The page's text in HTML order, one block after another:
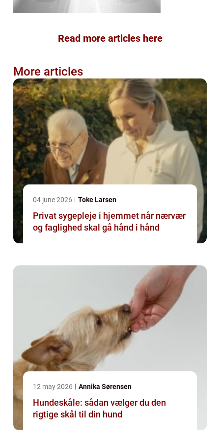
Read more articles here
More articles
04 june 2026 Toke Larsen
Privat sygepleje i hjemmet når nærvær
og faglighed skal gå hånd i hånd
12 may 2026 Annika Sørensen
Hundeskåle: sådan vælger du den
rigtige skål til din hund